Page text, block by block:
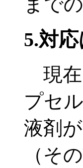
5.対応
現在
プセ
液剤
（そ